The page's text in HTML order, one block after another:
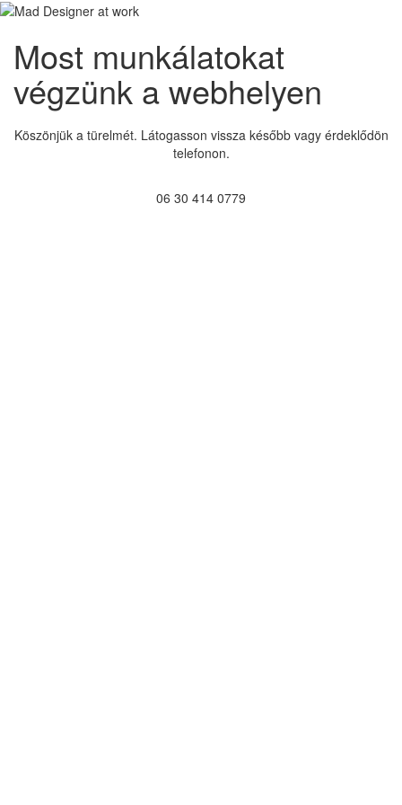
Most munkálatokat
végzünk a webhelyen
Köszönjük a türelmét. Látogasson vissza később vagy érdeklődön
telefonon.
06 30 414 0779